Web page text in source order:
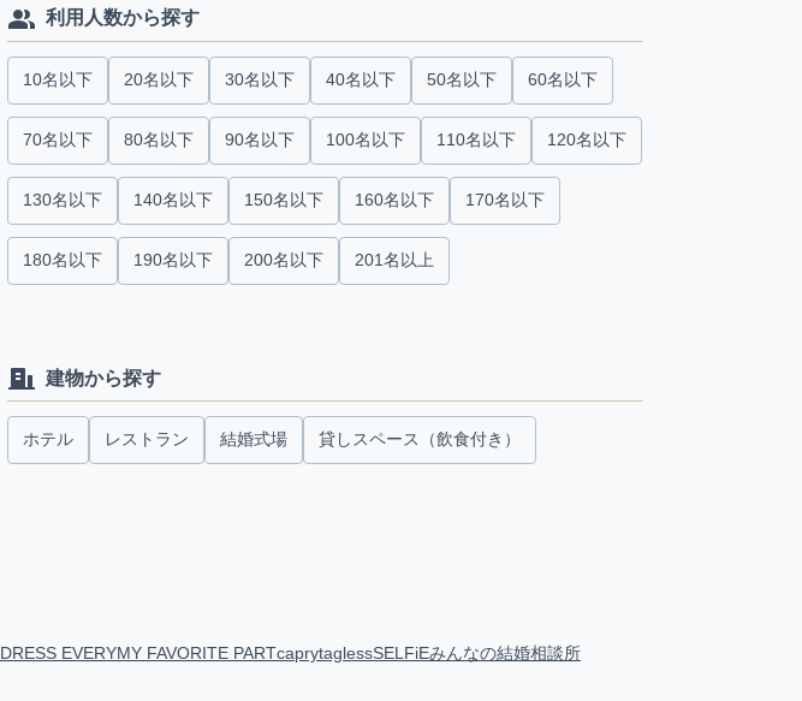
利用人数から探す
10名以下 20名以下 30名以下 40名以下 50名以下 60名以下
70名以下 80名以下 90名以下 100名以下 110名以下 120名以下
130名以下 140名以下 150名以下 160名以下 170名以下
180名以下 190名以下 200名以下 201名以上
建物から探す
ホテル レストラン 結婚式場 貸しスペース（飲食付き）
DRESS EVERYMY FAVORITE PARTcaprytaglessSELFiEみんなの結婚相談所